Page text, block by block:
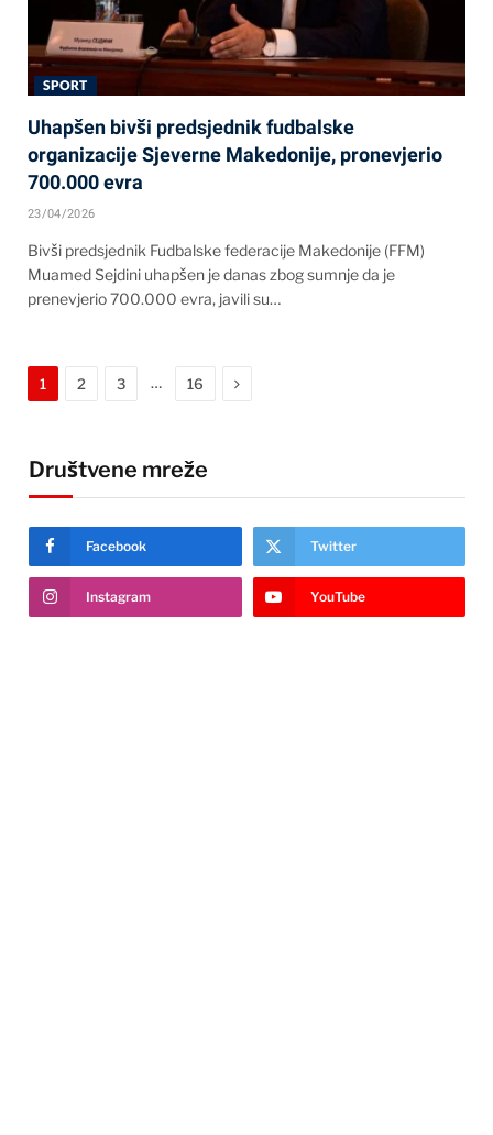
SPORT
Uhapšen bivši predsjednik fudbalske
organizacije Sjeverne Makedonije, pronevjerio
700.000 evra
23/04/2026
Bivši predsjednik Fudbalske federacije Makedonije (FFM)
Muamed Sejdini uhapšen je danas zbog sumnje da je
prenevjerio 700.000 evra, javili su…
1 2 3 … 16 Next
Društvene mreže
Facebook Twitter
Instagram YouTube